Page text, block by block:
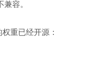
容。
重已经开源：